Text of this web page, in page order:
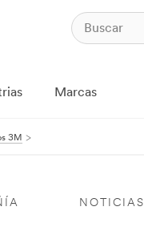
Marcas
3M
NOTICIAS